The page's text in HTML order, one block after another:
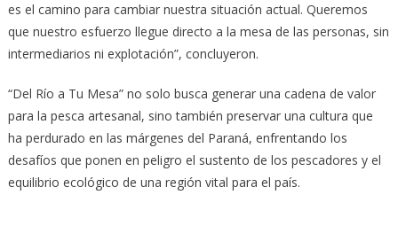
es el camino para cambiar nuestra situación actual. Queremos
que nuestro esfuerzo llegue directo a la mesa de las personas, sin
intermediarios ni explotación”, concluyeron.
“Del Río a Tu Mesa” no solo busca generar una cadena de valor
para la pesca artesanal, sino también preservar una cultura que
ha perdurado en las márgenes del Paraná, enfrentando los
desafíos que ponen en peligro el sustento de los pescadores y el
equilibrio ecológico de una región vital para el país.